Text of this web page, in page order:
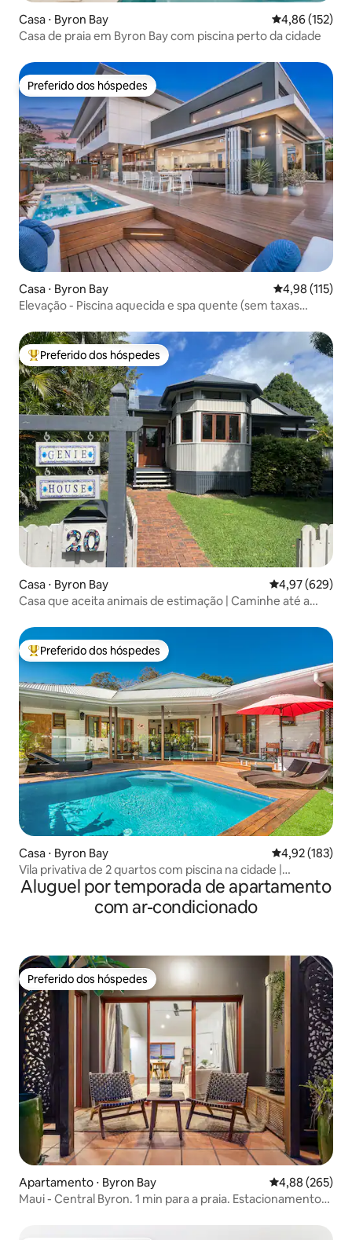
Casa ⋅ Byron Bay 4,86 de uma
4,86 (152)
Casa de praia em Byron Bay com piscina perto da cidade
Preferido dos hóspedes
Preferido dos hóspedes
Casa ⋅ Byron Bay 4,98 de uma
4,98 (115)
Elevação - Piscina aquecida e spa quente (sem taxas
Entre os melhores preferidos dos hóspedes
Preferido dos hóspedes
Casa ⋅ Byron Bay 4,97 de uma
4,97 (629)
Casa que aceita animais de estimação | Caminhe até a
Entre os melhores preferidos dos hóspedes
Preferido dos hóspedes
Casa ⋅ Byron Bay 4,92 de uma
4,92 (183)
Vila privativa de 2 quartos com piscina na cidade |
Caminhe até as praias
Aluguel por temporada de apartamento
com ar-condicionado
Preferido dos hóspedes
Preferido dos hóspedes
Apartamento ⋅ Byron Bay 4,88 de uma
4,88 (265)
Maui - Central Byron. 1 min para a praia. Estacionamento